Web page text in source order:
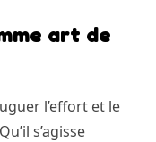
art de
l’effort et le
s’agisse